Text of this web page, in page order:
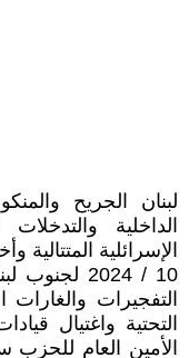
لبنان الجريح
الداخلية
10 / 2024
التفجيرات والغارات
التحتية واغتيال
الأمين العام